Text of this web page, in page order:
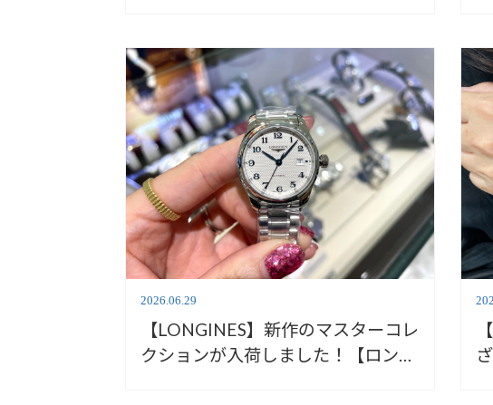
2026.06.29
【LONGINES】新作のマスターコレ
クションが入荷しました！【ロンジ